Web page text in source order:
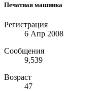
Печатная машинка
Регистрация
6 Апр 2008
Сообщения
9,539
Возраст
47